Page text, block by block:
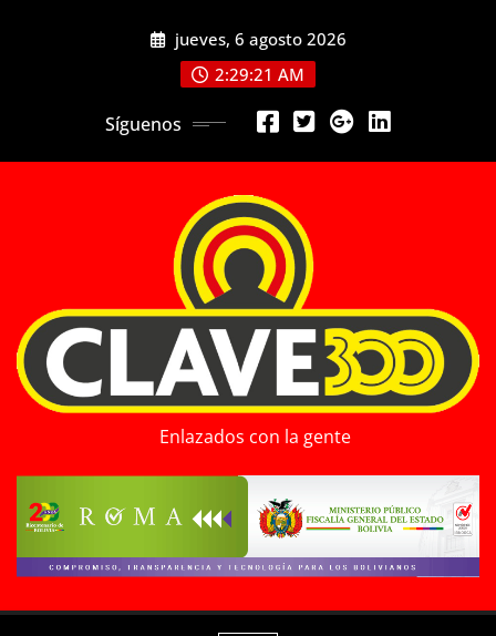
jueves, 6 agosto 2026
2:29:23 AM
Síguenos
Enlazados con la gente